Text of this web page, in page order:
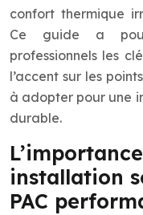
confort thermique
Ce guide a
professionnels les
l’accent sur les
à adopter pour une
durable.
installation
PAC